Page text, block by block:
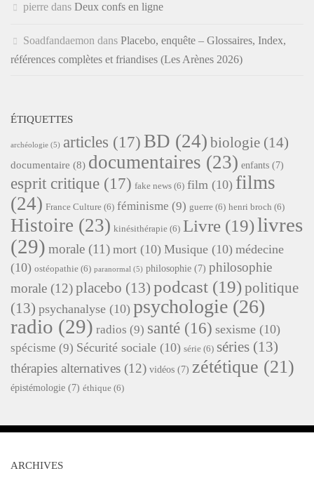
pierre dans Deux confs en ligne
Soadfandaemon dans Placebo, enquête – Glossaires, Index,
références complètes et friandises (Les Arènes 2026)
ÉTIQUETTES
archéologie (5) articles (17) BD (24) biologie (14)
documentaire (8) documentaires (23) enfants (7)
esprit critique (17) fake news (6) film (10) films
(24) France Culture (6) féminisme (9) guerre (6) henri broch (6)
Histoire (23) kinésithérapie (6) Livre (19)livres
(29) morale (11) mort (10) Musique (10) médecine
(10) ostéopathie (6) paranormal (5) philosophie (7) philosophie
morale (12)placebo (13) podcast (19)politique
(13) psychanalyse (10) psychologie (26)
radio (29) radios (9) santé (16) sexisme (10)
spécisme (9) Sécurité sociale (10) série (6) séries (13)
thérapies alternatives (12) vidéos (7) zététique (21)
épistémologie (7) éthique (6)
ARCHIVES